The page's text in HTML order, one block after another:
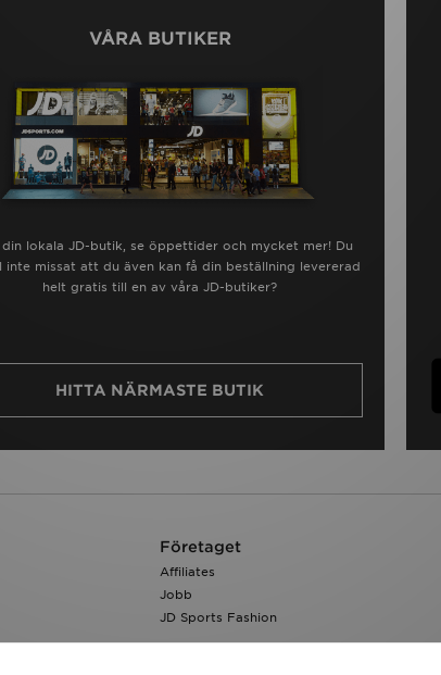
VÅRA BUTIKER
lokala JD-butik, se öppettider och mycket mer! Du
inte missat att du även kan få din beställning levererad
helt gratis till en av våra JD-butiker?
HITTA NÄRMASTE BUTIK
Företaget
Affiliates
Jobb
JD Sports Fashion